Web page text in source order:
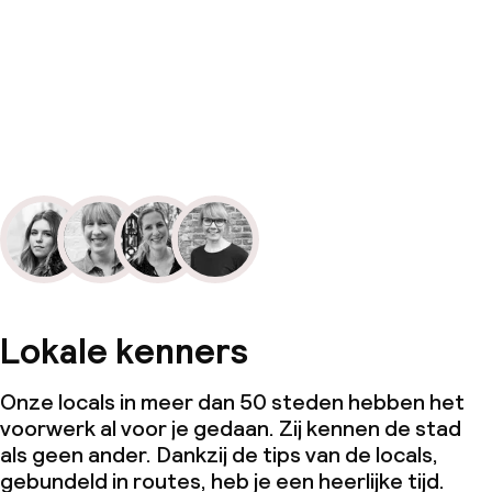
Lokale kenners
Onze locals in meer dan 50 steden hebben het
voorwerk al voor je gedaan. Zij kennen de stad
als geen ander. Dankzij de tips van de locals,
gebundeld in routes, heb je een heerlijke tijd.